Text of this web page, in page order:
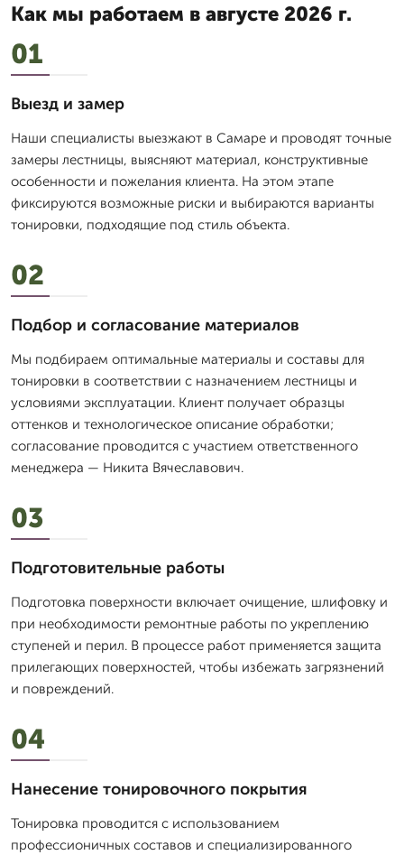
Как мы работаем в августе 2026 г.
01
Выезд и замер
Наши специалисты выезжают в Самаре и проводят точные
замеры лестницы, выясняют материал, конструктивные
особенности и пожелания клиента. На этом этапе
фиксируются возможные риски и выбираются варианты
тонировки, подходящие под стиль объекта.
02
Подбор и согласование материалов
Мы подбираем оптимальные материалы и составы для
тонировки в соответствии с назначением лестницы и
условиями эксплуатации. Клиент получает образцы
оттенков и технологическое описание обработки;
согласование проводится с участием ответственного
менеджера — Никита Вячеславович.
03
Подготовительные работы
Подготовка поверхности включает очищение, шлифовку и
при необходимости ремонтные работы по укреплению
ступеней и перил. В процессе работ применяется защита
прилегающих поверхностей, чтобы избежать загрязнений
и повреждений.
04
Нанесение тонировочного покрытия
Тонировка проводится с использованием
профессионичных составов и специализированного